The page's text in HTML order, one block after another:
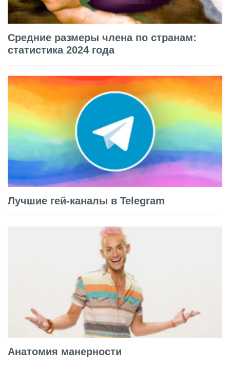
Средние размеры члена по странам:
статистика 2024 года
Лучшие гей-каналы в Telegram
Анатомия манерности